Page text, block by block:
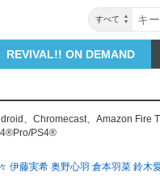
すべて
REVIVAL!! ON DEMAND
、 Chromecast、 Amazon Fire
PS4®
伊藤実希 奥野心羽 倉本羽菜 鈴木